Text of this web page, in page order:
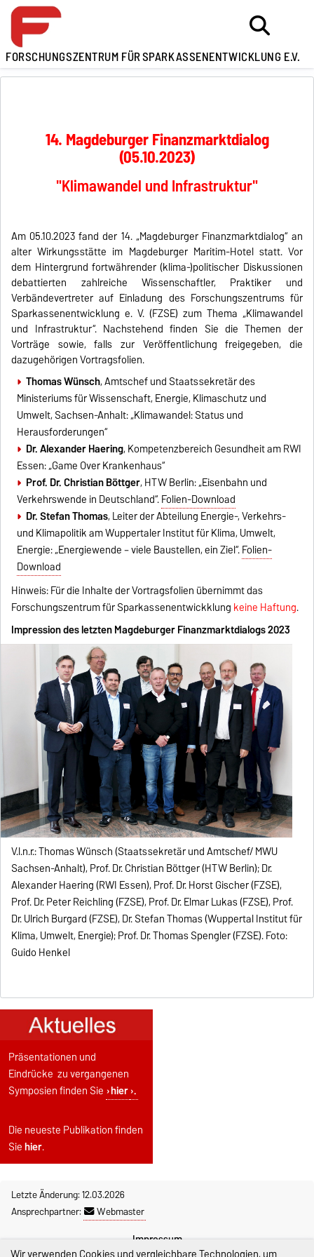
FORSCHUNGSZENTRUM FÜRSPARKASSENENTWICKLUNG E.V.
14. Magdeburger Finanzmarktdialog
(05.10.2023)
"Klimawandel und Infrastruktur"
Am 05.10.2023 fand der 14. „Magdeburger Finanzmarktdialog“ an
alter Wirkungsstätte im Magdeburger Maritim-Hotel statt. Vor
dem Hintergrund fortwährender (klima-)politischer Diskussionen
debattierten zahlreiche Wissenschaftler, Praktiker und
Verbändevertreter auf Einladung des Forschungszentrums für
Sparkassenentwicklung e. V. (FZSE) zum Thema „Klimawandel
und Infrastruktur“.Nachstehend finden Sie die Themen der
Vorträge sowie, falls zur Veröffentlichung freigegeben, die
dazugehörigen Vortragsfolien.
Thomas Wünsch, Amtschef und Staatssekretär des
Ministeriums für Wissenschaft, Energie, Klimaschutz und
Umwelt, Sachsen-Anhalt: „Klimawandel: Status und
Herausforderungen“
Dr. Alexander Haering, Kompetenzbereich Gesundheit am RWI
Essen: „Game Over Krankenhaus“
Prof. Dr. Christian Böttger, HTW Berlin: „Eisenbahn und
Verkehrswende in Deutschland“.Folien-Download
Dr. Stefan Thomas, Leiter der Abteilung Energie-, Verkehrs-
und Klimapolitik am Wuppertaler Institut für Klima, Umwelt,
Energie: „Energiewende – viele Baustellen, ein Ziel“.Folien-
Download
Hinweis: Für die Inhalte der Vortragsfolien übernimmt das
Forschungszentrum für Sparkassenentwickklung keine Haftung.
Impression des letzten Magdeburger Finanzmarktdialogs 2023
V.l.n.r.: Thomas Wünsch (Staatssekretär und Amtschef/ MWU
Sachsen-Anhalt), Prof. Dr. Christian Böttger (HTW Berlin); Dr.
Alexander Haering (RWI Essen), Prof. Dr. Horst Gischer (FZSE),
Prof. Dr. Peter Reichling (FZSE), Prof. Dr. Elmar Lukas (FZSE), Prof.
Dr. Ulrich Burgard (FZSE), Dr. Stefan Thomas (Wuppertal Institut für
Klima, Umwelt, Energie); Prof. Dr. Thomas Spengler (FZSE). Foto:
Guido Henkel
Präsentationen und
Eindrücke zu vergangenen
Symposien finden Sie hier .
Die neueste Publikation finden
Siehier.
Letzte Änderung: 12.03.2026
Ansprechpartner:
Webmaster
Impressum